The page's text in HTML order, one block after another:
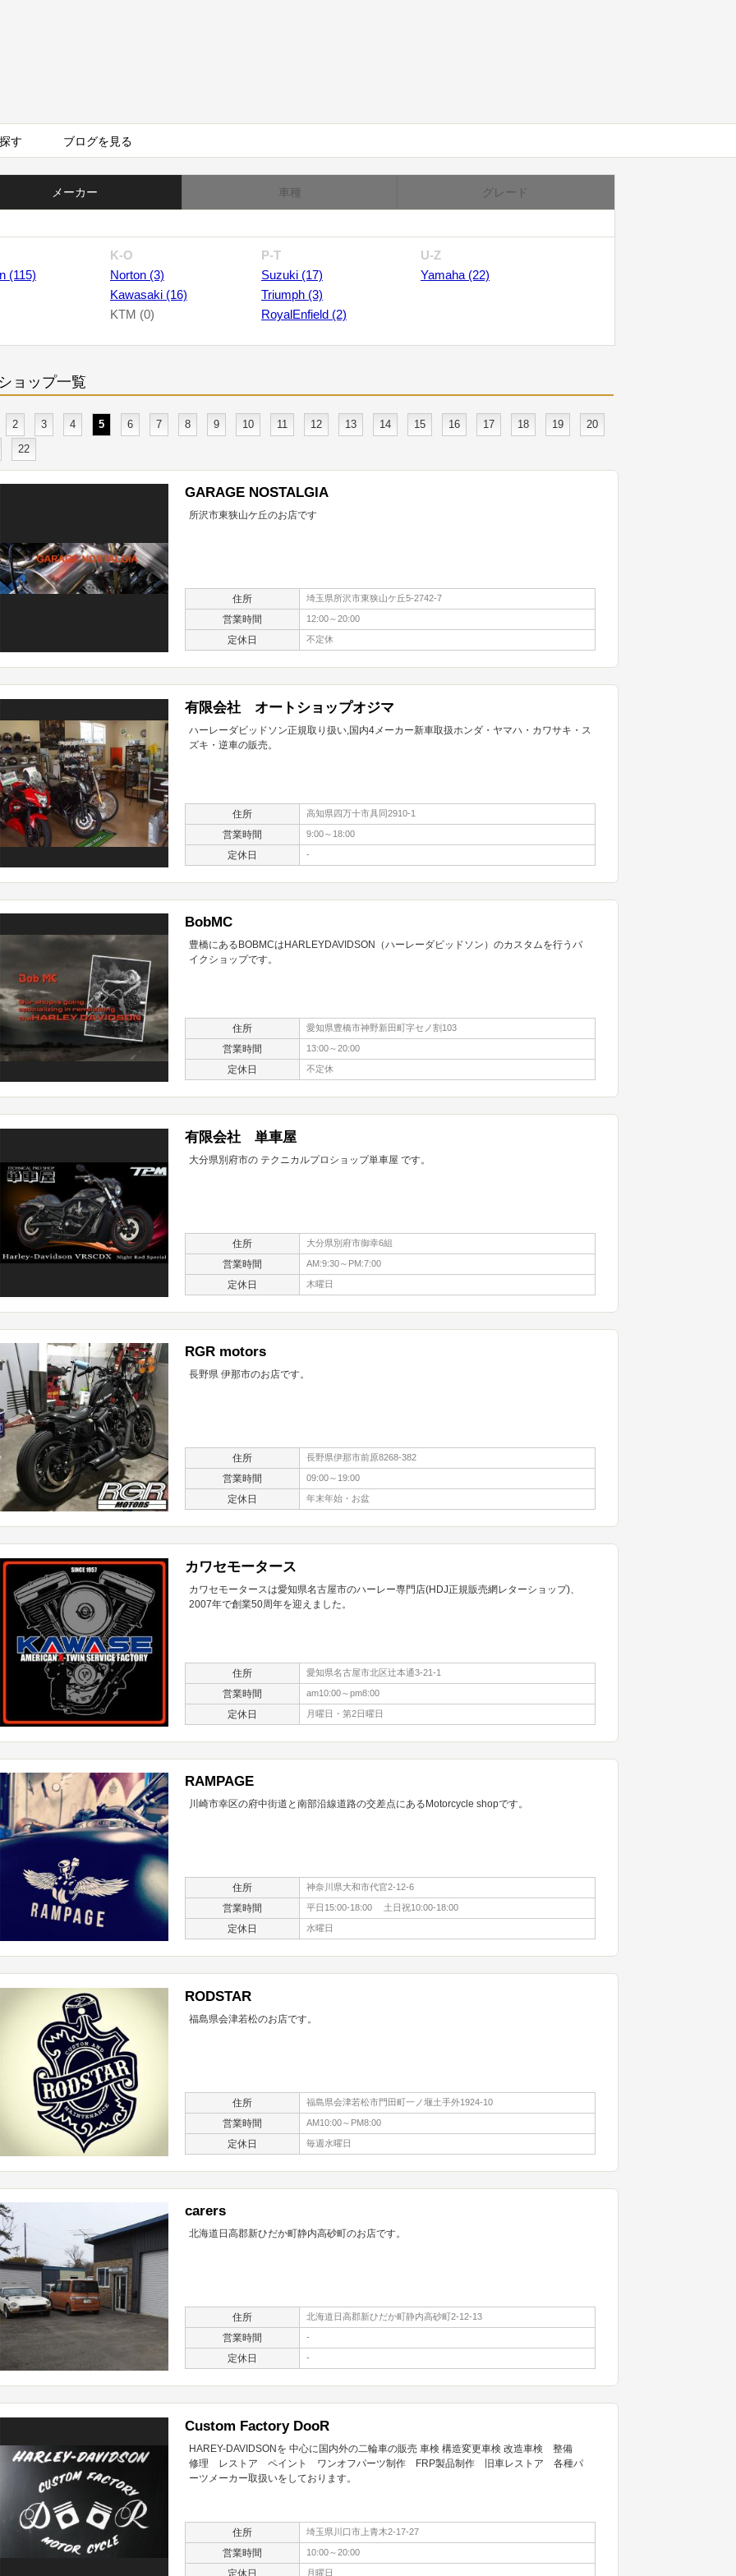
す ブログを見る
メーカー 車種 グレード
(115)
K-O
Norton (3)
Kawasaki (16)
KTM (0)
P-T
Suzuki (17)
Triumph (3)
RoyalEnfield (2)
U-Z
Yamaha (22)
ショップ一覧
2 3 4 5 6 7 8 9 10 11 12 13 14 15 16 17 18 19
20
22
GARAGE NOSTALGIA
所沢市東狭山ケ丘のお店です
住所 埼玉県所沢市東狭山ケ丘5-2742-7
営業時間 12:00～20:00
定休日 不定休
有限会社 オートショップオジマ
ハーレーダビッドソン正規取り扱い,国内4メーカー新車取扱ホンダ・ヤマハ・カワサキ・ス
ズキ・逆車の販売。
住所 高知県四万十市具同2910-1
営業時間 9:00～18:00
定休日 -
BobMC
豊橋にあるBOBMCはHARLEYDAVIDSON（ハーレーダビッドソン）のカスタムを行うバ
イクショップです。
住所 愛知県豊橋市神野新田町字セノ割103
営業時間 13:00～20:00
定休日 不定休
有限会社 単車屋
大分県別府市の テクニカルプロショップ単車屋 です。
住所 大分県別府市御幸6組
営業時間 AM:9:30～PM:7:00
定休日 木曜日
RGR motors
長野県 伊那市のお店です。
住所 長野県伊那市前原8268-382
営業時間 09:00～19:00
定休日 年末年始・お盆
カワセモータース
カワセモータースは愛知県名古屋市のハーレー専門店(HDJ正規販売網レターショップ)、
2007年で創業50周年を迎えました。
住所 愛知県名古屋市北区辻本通3-21-1
営業時間 am10:00～pm8:00
定休日 月曜日・第2日曜日
RAMPAGE
川崎市幸区の府中街道と南部沿線道路の交差点にあるMotorcycle shopです。
住所 神奈川県大和市代官2-12-6
営業時間 平日15:00-18:00 土日祝10:00-18:00
定休日 水曜日
RODSTAR
福島県会津若松のお店です。
住所 福島県会津若松市門田町一ノ堰土手外1924-10
営業時間 AM10:00～PM8:00
定休日 毎週水曜日
carers
北海道日高郡新ひだか町静内高砂町のお店です。
住所 北海道日高郡新ひだか町静内高砂町2-12-13
営業時間 -
定休日 -
Custom Factory DooR
HAREY-DAVIDSONを 中心に国内外の二輪車の販売 車検 構造変更車検 改造車検 整備
修理 レストア ペイント ワンオフパーツ制作 FRP製品制作 旧車レストア 各種パ
ーツメーカー取扱いをしております。
住所 埼玉県川口市上青木2-17-27
営業時間 10:00～20:00
定休日 月曜日